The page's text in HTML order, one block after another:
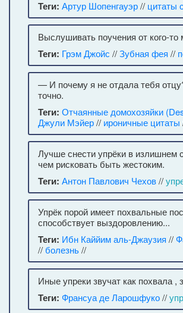
Теги: Артур Шопенгауэр// цитаты
Выслушивать поучения от кого-
Теги: Грэм Джойс //Зубная фея //
— И почему я не отдала тебя
точно.
Теги: Отчаянные домохозяйки
Джули Мэйер// ироничные цитаты
Лучше снести упрёки в излишнем
чем рисковать быть жестоким.
Теги: Антон Павлович Чехов//
Упрёк порой имеет похвальные
способствует выздоровлению...
Теги: Ибн Каййим аль-Джаузия //
//болезнь//
Иные упреки звучат как похвала
Теги: Франсуа де Ларошфуко//